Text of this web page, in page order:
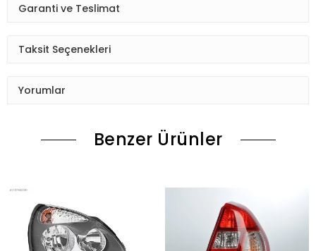
Garanti ve Teslimat
Taksit Seçenekleri
Yorumlar
Benzer Ürünler